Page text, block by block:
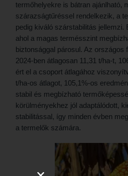
termőhelyekre is bátran ajánlható,
szárazságtűréssel rendelkezik, a
pedig kiváló szárstabilitás jellemzi.
ahol a magas termésszint
biztonsággal párosul. Az országos
2024-ben átlagosan 11,31 t/ha-t,
ért el a csoport átlagához
t/ha-os átlagot, 105,1%-os
stabil és megbízható
körülményekhez jól adaptálódott,
stabilitással, így minden évben
a termelők számára.